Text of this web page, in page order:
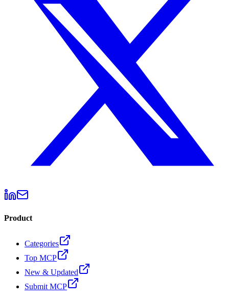
Product
Categories
Top MCP
New & Updated
Submit MCP